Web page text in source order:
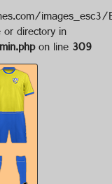
directory in
on line309